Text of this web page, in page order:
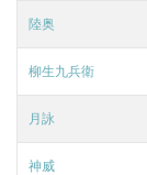
陸奥
柳生九兵衛
月詠
神威